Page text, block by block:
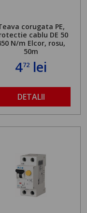
corugata PE,
cablu DE 50
N/m Elcor, rosu,
50m
472 lei
DETALII